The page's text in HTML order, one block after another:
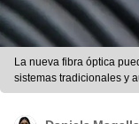
La nueva fibra óptica
sistemas tradicionales y
un 50% | Ilustración